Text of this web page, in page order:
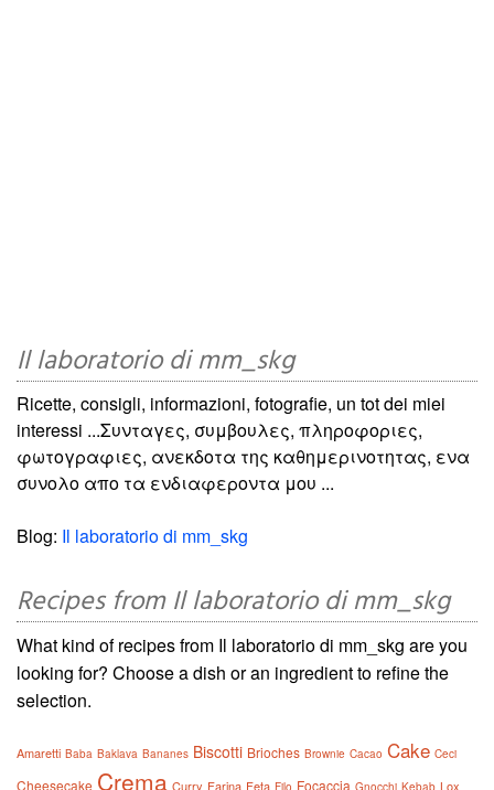
Il laboratorio di mm_skg
Ricette, consigli, informazioni, fotografie, un tot dei miei
interessi ...Συνταγες, συμβουλες, πληροφοριες,
φωτογραφιες, ανεκδοτα της καθημερινοτητας, ενα
συνολο απο τα ενδιαφεροντα μου ...
Blog: Il laboratorio di mm_skg
Recipes from Il laboratorio di mm_skg
What kind of recipes from Il laboratorio di mm_skg are you
looking for? Choose a dish or an ingredient to refine the
selection.
Amaretti Baba Baklava Bananes Biscotti Brioches Brownie Cacao Cake Ceci
Cheesecake Crema Curry Farina Feta Focaccia Lox